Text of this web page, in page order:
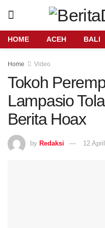
HOME ACEH BALI
Home Video
Tokoh
Lampasio
Berita Hoax
by Redaksi 12